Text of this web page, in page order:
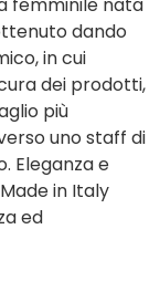
dando
in cui
dei prodotti,
più
uno staff di
Eleganza e
in Italy
ed